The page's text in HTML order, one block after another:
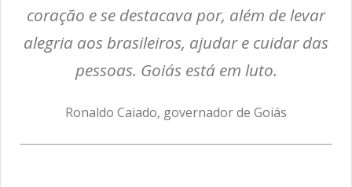
coração e se destacava por, além de levar
alegria aos brasileiros, ajudar e cuidar das
pessoas. Goiás está em luto.
Ronaldo Caiado, governador de Goiás